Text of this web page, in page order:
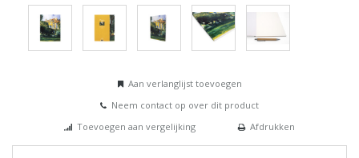
Aan verlanglijst toevoegen
Neem contact op over dit product
Toevoegen aan vergelijking
Afdrukken